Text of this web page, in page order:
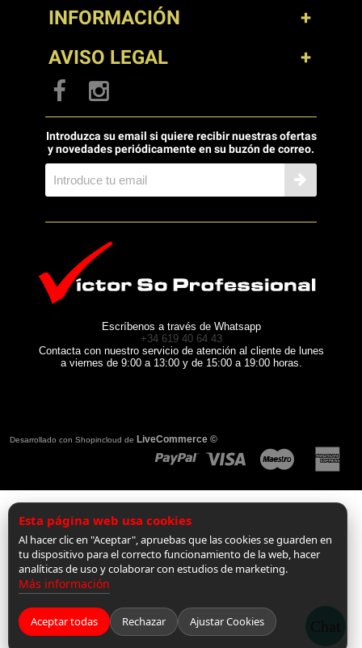
instalación con el hardware
incluido Conector Euroblock de
INFORMACIÓN
AVISO LEGAL
Introduzca su email si quiere recibir nuestras ofertas
y novedades periódicamente en su buzón de correo.
Escríbenos a través de Whatsapp
+34 619 40 64 43
Contacta con nuestro servicio de atención al cliente de lunes
a viernes de 9:00 a 13:00 y de 15:00 a 19:00 horas.
Desarrollado con Shopincloud de LiveCommerce ©
Esta página web usa cookies
Al hacer clic en "Aceptar", apruebas que las cookies se guarden en
tu dispositivo para el correcto funcionamiento de la web, hacer
analíticas de uso y colaborar con estudios de marketing.
Más información
Aceptar todas Rechazar Ajustar Cookies